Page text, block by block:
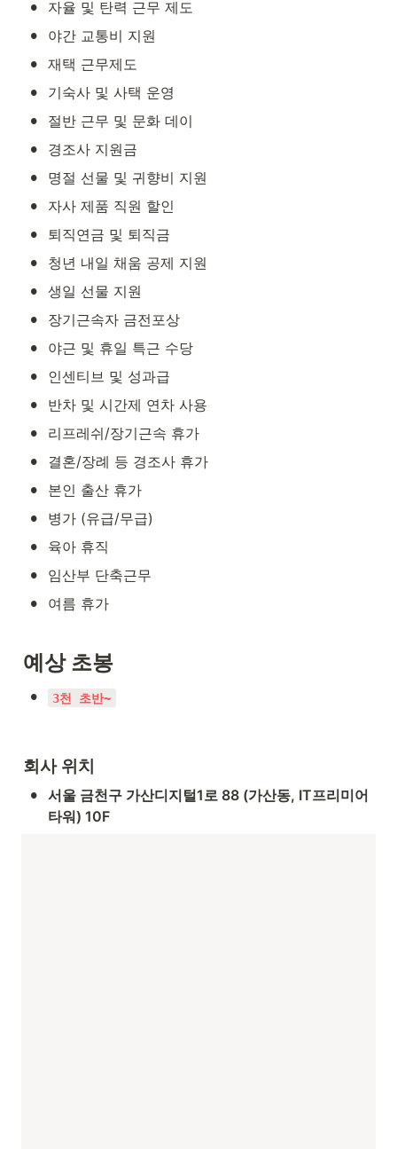
• 자율 및 탄력 근무 제도
• 야간 교통비 지원
• 재택 근무제도
• 기숙사 및 사택 운영
• 절반 근무 및 문화 데이
• 경조사 지원금
• 명절 선물 및 귀향비 지원
• 자사 제품 직원 할인
• 퇴직연금 및 퇴직금
• 청년 내일 채움 공제 지원
• 생일 선물 지원
• 장기근속자 금전포상
• 야근 및 휴일 특근 수당
• 인센티브 및 성과급
• 반차 및 시간제 연차 사용
• 리프레쉬/장기근속 휴가
• 결혼/장례 등 경조사 휴가
• 본인 출산 휴가
• 병가 (유급/무급)
• 육아 휴직
• 임산부 단축근무
• 여름 휴가
예상 초봉
• 3천 초반~
회사 위치
• 서울 금천구 가산디지털1로 88 (가산동, IT프리미어
타워) 10F